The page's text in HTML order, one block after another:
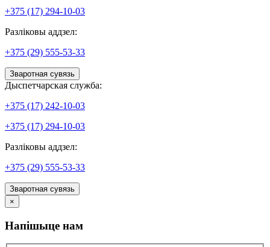
+375 (17) 294-10-03
Разліковы аддзел:
+375 (29) 555-53-33
Зваротная сувязь
Дыспетчарская служба:
+375 (17) 242-10-03
+375 (17) 294-10-03
Разліковы аддзел:
+375 (29) 555-53-33
Зваротная сувязь
×
Напішыце нам